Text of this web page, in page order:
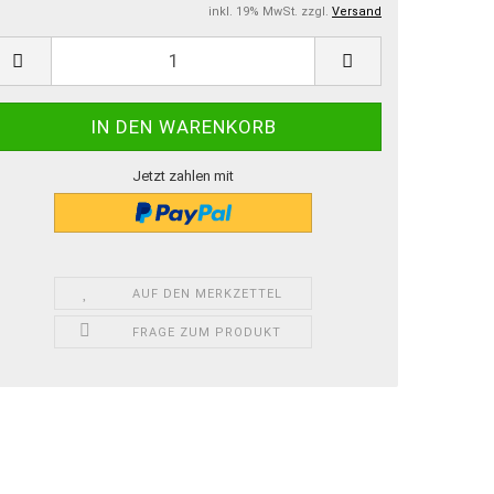
inkl. 19% MwSt. zzgl. Versand
Jetzt zahlen mit
AUF DEN MERKZETTEL
FRAGE ZUM PRODUKT